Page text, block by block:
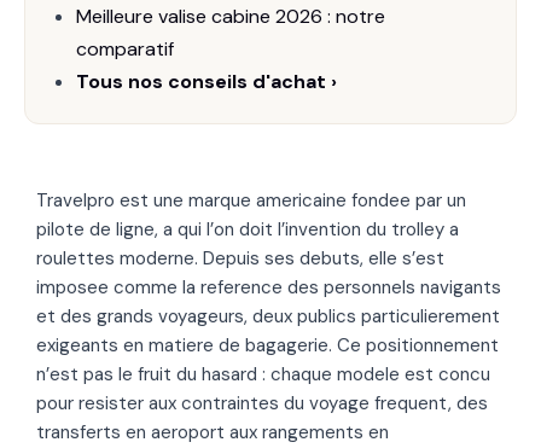
Meilleure valise cabine 2026 : notre
comparatif
Tous nos conseils d'achat ›
Travelpro est une marque americaine fondee par un
pilote de ligne, a qui l’on doit l’invention du trolley a
roulettes moderne. Depuis ses debuts, elle s’est
imposee comme la reference des personnels navigants
et des grands voyageurs, deux publics particulierement
exigeants en matiere de bagagerie. Ce positionnement
n’est pas le fruit du hasard : chaque modele est concu
pour resister aux contraintes du voyage frequent, des
transferts en aeroport aux rangements en